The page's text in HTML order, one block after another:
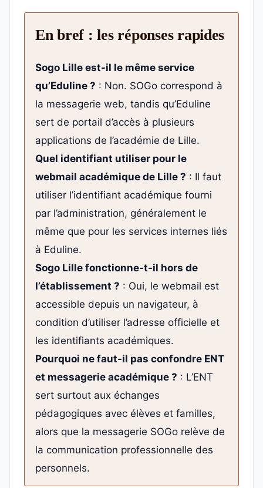
En bref : les réponses rapides
Sogo Lille est-il le même service
qu’Eduline ? : Non. SOGo correspond à
la messagerie web, tandis qu’Eduline
sert de portail d’accès à plusieurs
applications de l’académie de Lille.
Quel identifiant utiliser pour le
webmail académique de Lille ? : Il faut
utiliser l’identifiant académique fourni
par l’administration, généralement le
même que pour les services internes liés
à Eduline.
Sogo Lille fonctionne-t-il hors de
l’établissement ? : Oui, le webmail est
accessible depuis un navigateur, à
condition d’utiliser l’adresse officielle et
les identifiants académiques.
Pourquoi ne faut-il pas confondre ENT
et messagerie académique ? : L’ENT
sert surtout aux échanges
pédagogiques avec élèves et familles,
alors que la messagerie SOGo relève de
la communication professionnelle des
personnels.